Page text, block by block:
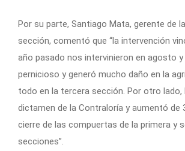
Por su parte, Santiago Mata, gerente de
sección, comentó que “la intervención
año pasado nos intervinieron en agosto
pernicioso y generó mucho daño en la
todo en la tercera sección. Por otro lado,
dictamen de la Contraloría y aumentó de
cierre de las compuertas de la primera y
secciones”.